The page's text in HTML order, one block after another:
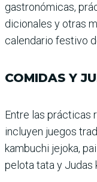
gastronómicas,
dicionales y otras
calendario festivo
COMIDAS Y
Entre las prácticas
incluyen juegos
kambuchi jejoka,
pelota tata y Judas